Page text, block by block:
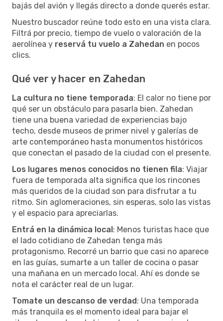
bajás del avión y llegás directo a donde querés estar.
Nuestro buscador reúne todo esto en una vista clara.
Filtrá por precio, tiempo de vuelo o valoración de la
aerolínea y reservá tu vuelo a Zahedan en pocos
clics.
Qué ver y hacer en Zahedan
La cultura no tiene temporada: El calor no tiene por
qué ser un obstáculo para pasarla bien. Zahedan
tiene una buena variedad de experiencias bajo
techo, desde museos de primer nivel y galerías de
arte contemporáneo hasta monumentos históricos
que conectan el pasado de la ciudad con el presente.
Los lugares menos conocidos no tienen fila: Viajar
fuera de temporada alta significa que los rincones
más queridos de la ciudad son para disfrutar a tu
ritmo. Sin aglomeraciones, sin esperas, solo las vistas
y el espacio para apreciarlas.
Entrá en la dinámica local: Menos turistas hace que
el lado cotidiano de Zahedan tenga más
protagonismo. Recorré un barrio que casi no aparece
en las guías, sumarte a un taller de cocina o pasar
una mañana en un mercado local. Ahí es donde se
nota el carácter real de un lugar.
Tomate un descanso de verdad: Una temporada
más tranquila es el momento ideal para bajar el